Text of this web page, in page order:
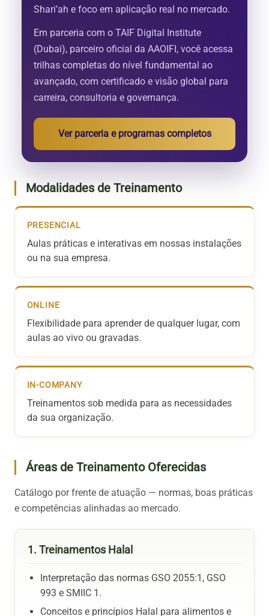
Shari’ah e foco em aplicação real no mercado.
Em parceria com o TAIF Digital Institute
(Dubai), parceiro oficial da AAOIFI, você acessa
trilhas completas do nível fundamental ao
avançado, com certificado e visão global para
carreira, consultoria e governança.
Ver parceria e programas completos
Modalidades de Treinamento
PRESENCIAL
Aulas práticas e interativas em nossas instalações
ou na sua empresa.
ONLINE
Flexibilidade para aprender de qualquer lugar, com
aulas ao vivo ou gravadas.
IN-COMPANY
Treinamentos sob medida para as necessidades
da sua organização.
Áreas de Treinamento Oferecidas
Catálogo por frente de atuação — normas, boas práticas
e competências alinhadas ao mercado.
1. Treinamentos Halal
Interpretação das normas GSO 2055:1, GSO
993 e SMIIC 1.
Conceitos e princípios Halal para alimentos e